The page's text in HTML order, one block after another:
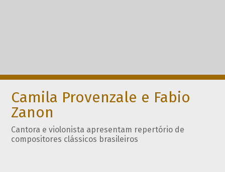
Camila Provenzale e Fabio
Zanon
Cantora e violonista apresentam repertório de
compositores clássicos brasileiros